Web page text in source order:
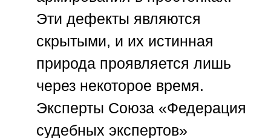
Эти дефекты являются
скрытыми, и их истинная
природа проявляется лишь
через некоторое время.
Эксперты Союза «Федерация
судебных экспертов»